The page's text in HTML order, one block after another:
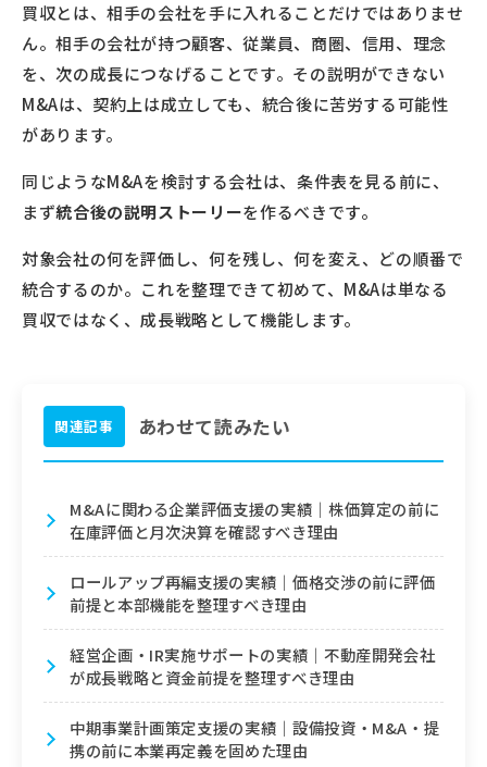
買収とは、相手の会社を手に入れることだけではありませ
ん。相手の会社が持つ顧客、従業員、商圏、信用、理念
を、次の成長につなげることです。その説明ができない
M&Aは、契約上は成立しても、統合後に苦労する可能性
があります。
同じようなM&Aを検討する会社は、条件表を見る前に、
まず統合後の説明ストーリーを作るべきです。
対象会社の何を評価し、何を残し、何を変え、どの順番で
統合するのか。これを整理できて初めて、M&Aは単なる
買収ではなく、成長戦略として機能します。
あわせて読みたい
M&Aに関わる企業評価支援の実績｜株価算定の前に
在庫評価と月次決算を確認すべき理由
ロールアップ再編支援の実績｜価格交渉の前に評価
前提と本部機能を整理すべき理由
経営企画・IR実施サポートの実績｜不動産開発会社
が成長戦略と資金前提を整理すべき理由
中期事業計画策定支援の実績｜設備投資・M&A・提
携の前に本業再定義を固めた理由